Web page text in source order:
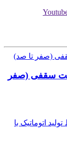
سقفی (صفر